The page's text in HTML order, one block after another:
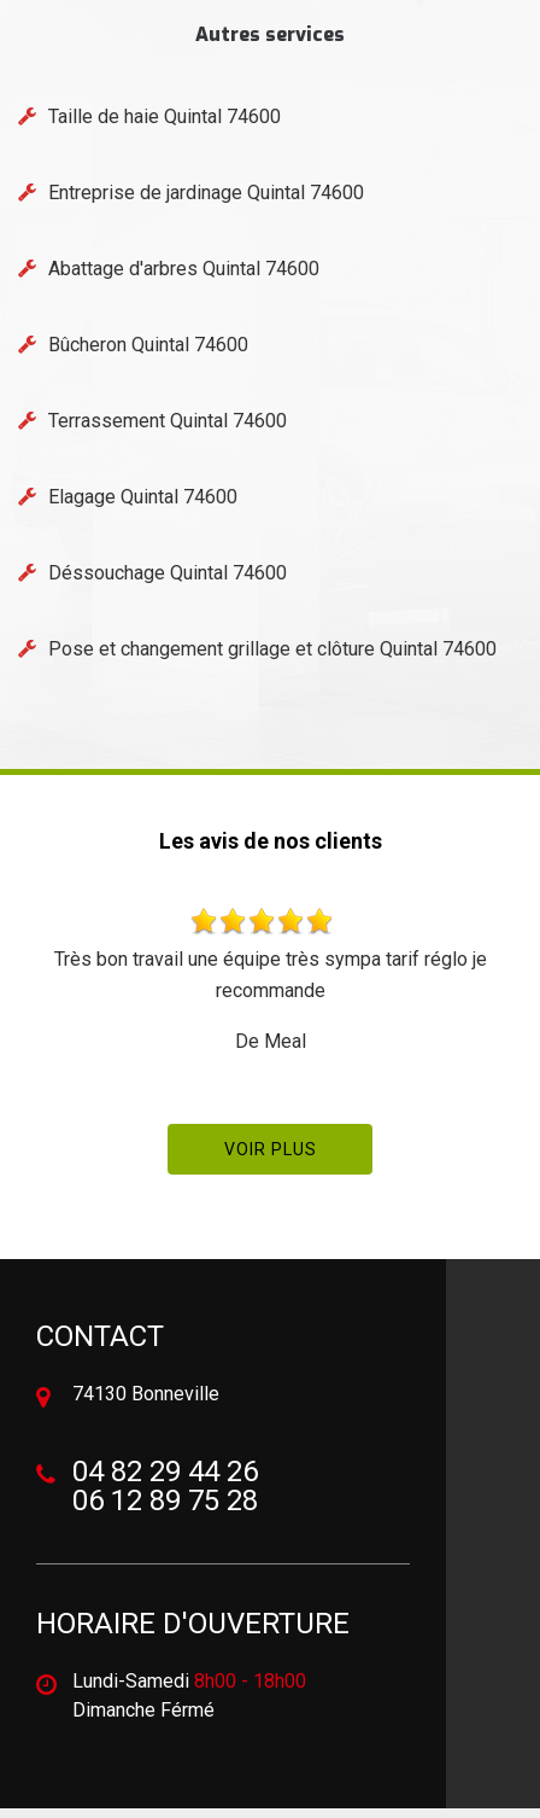
Autres services
Taille de haie Quintal 74600
Entreprise de jardinage Quintal 74600
Abattage d'arbres Quintal 74600
Bûcheron Quintal 74600
Terrassement Quintal 74600
Elagage Quintal 74600
Déssouchage Quintal 74600
Pose et changement grillage et clôture Quintal 74600
Les avis de nos clients
réglo je Rapide et efficace, je recommande
VOIR PLUS
CONTACT
74130 Bonneville
04 82 29 44 26
06 12 89 75 28
HORAIRE D'OUVERTURE
Lundi-Samedi 8h00 - 18h00
Dimanche Férmé